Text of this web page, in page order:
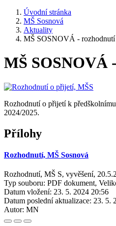
Úvodní stránka
MŠ Sosnová
Aktuality
MŠ SOSNOVÁ - rozhodnutí
MŠ SOSNOVÁ
Rozhodnutí o přijetí k
2024/2025.
Přílohy
Rozhodnutí, MŠ Sosnová
Rozhodnutí, MŠ S, vyvěšení,
Typ souboru: PDF dokument,
Datum vložení: 23. 5. 2024 20:56
Datum poslední aktualizace: 23. 5.
Autor: MN